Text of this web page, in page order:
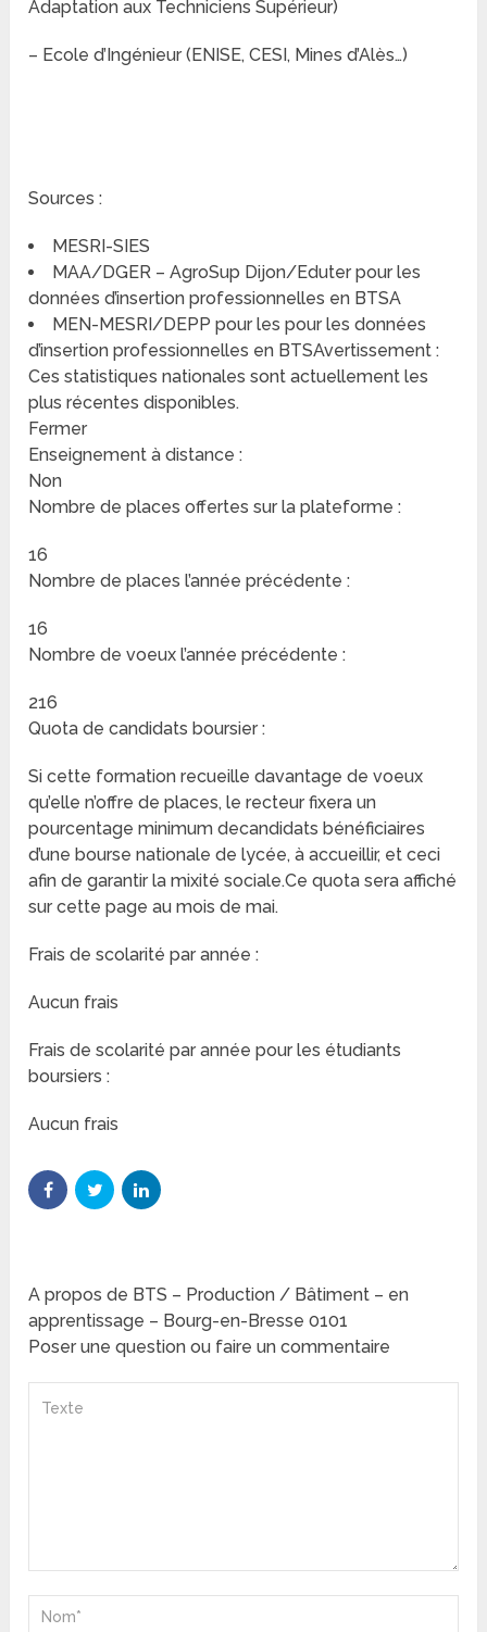
Adaptation aux Techniciens Supérieur)
– Ecole d’Ingénieur (ENISE, CESI, Mines d’Alès…)
Sources :
MESRI-SIES
MAA/DGER – AgroSup Dijon/Eduter pour les
données d’insertion professionnelles en BTSA
MEN-MESRI/DEPP pour les pour les données
d’insertion professionnelles en BTSAvertissement :
Ces statistiques nationales sont actuellement les
plus récentes disponibles.
Fermer
Enseignement à distance :
Non
Nombre de places offertes sur la plateforme :
16
Nombre de places l’année précédente :
16
Nombre de voeux l’année précédente :
216
Quota de candidats boursier :
Si cette formation recueille davantage de voeux
qu’elle n’offre de places, le recteur fixera un
pourcentage minimum decandidats bénéficiaires
d’une bourse nationale de lycée, à accueillir, et ceci
afin de garantir la mixité sociale.Ce quota sera affiché
sur cette page au mois de mai.
Frais de scolarité par année :
Aucun frais
Frais de scolarité par année pour les étudiants
boursiers :
Aucun frais
A propos de BTS – Production / Bâtiment – en
apprentissage – Bourg-en-Bresse 0101
Poser une question ou faire un commentaire